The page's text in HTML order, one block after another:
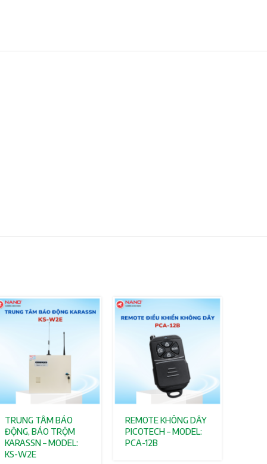
TRUNG TÂM BÁO
ĐỘNG, BÁO TRỘM
KARASSN – MODEL:
KS-W2E
REMOTE KHÔNG DÂY
PICOTECH – MODEL:
PCA-12B